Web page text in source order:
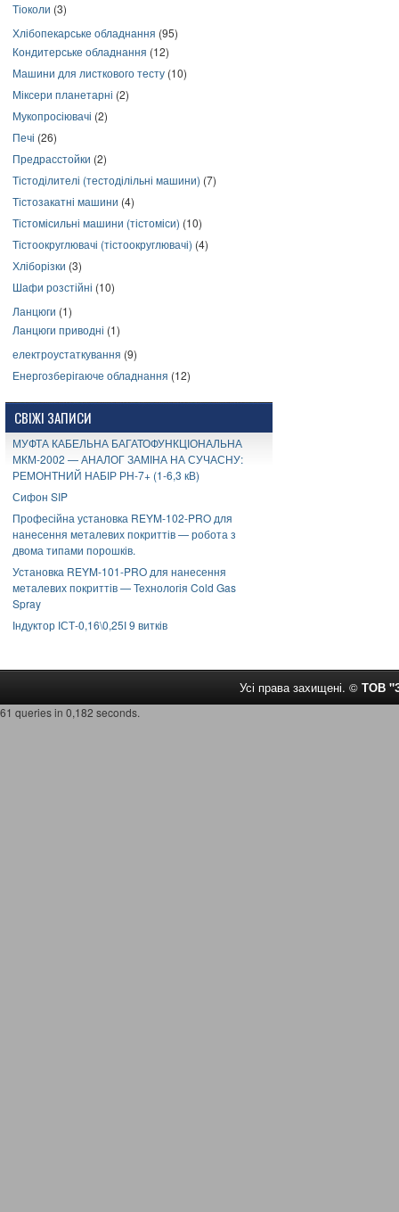
Тіоколи (3)
Хлібопекарське обладнання (95)
Кондитерське обладнання (12)
Машини для листкового тесту (10)
Міксери планетарні (2)
Мукопросіювачі (2)
Печі (26)
Предрасстойки (2)
Тістоділителі (тестоділільні машини) (7)
Тістозакатні машини (4)
Тістомісильні машини (тістоміси) (10)
Тістоокруглювачі (тістоокруглювачі) (4)
Хліборізки (3)
Шафи розстійні (10)
Ланцюги (1)
Ланцюги приводні (1)
електроустаткування (9)
Енергозберігаюче обладнання (12)
СВІЖІ ЗАПИСИ
МУФТА КАБЕЛЬНА БАГАТОФУНКЦІОНАЛЬНА
МКМ-2002 — АНАЛОГ ЗАМІНА НА СУЧАСНУ:
РЕМОНТНИЙ НАБІР РН-7+ (1-6,3 кВ)
Сифон SIP
Професійна установка REYM-102-PRO для
нанесення металевих покриттів — робота з
двома типами порошків.
Установка REYM-101-PRO для нанесення
металевих покриттів — Технологія Cold Gas
Spray
Індуктор ІСТ-0,16\0,25І 9 витків
Усі права захищені. © ТОВ
61 queries in 0,182 seconds.